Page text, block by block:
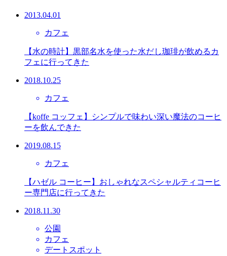
2013.04.01
カフェ
【水の時計】黒部名水を使った水だし珈琲が飲めるカ
フェに行ってきた
2018.10.25
カフェ
【koffe コッフェ】シンプルで味わい深い魔法のコーヒ
ーを飲んできた
2019.08.15
カフェ
【ハゼル コーヒー】おしゃれなスペシャルティコーヒ
ー専門店に行ってきた
2018.11.30
公園
カフェ
デートスポット